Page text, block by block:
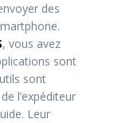
des
, vous avez
sont
sont
l’expéditeur
Leur